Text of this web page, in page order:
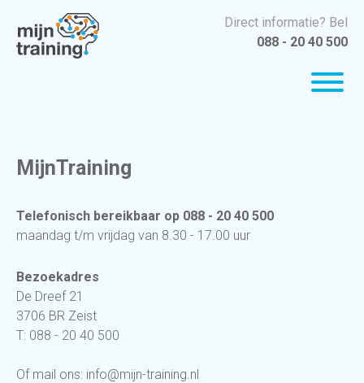
Direct informatie? Bel
088 - 20 40 500
MijnTraining
Telefonisch bereikbaar op 088 - 20 40 500
maandag t/m vrijdag van 8.30 - 17.00 uur
Bezoekadres
De Dreef 21
3706 BR Zeist
T: 088 - 20 40 500
Of mail ons: info@mijn-training.nl